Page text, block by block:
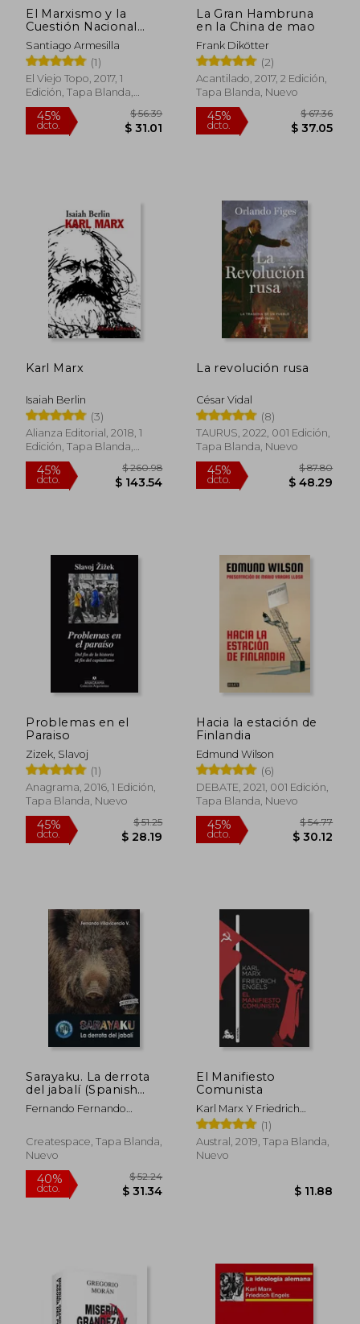
dcto.
El Marxismo y la
Cuestión Nacional
Española
Santiago Armesilla
(1)
El Viejo Topo, 2017, 1
Edición, Tapa Blanda,
Nuevo
45%
dcto.
La Gran Hambruna
en la China de mao
Frank Dikötter
(2)
Acantilado, 2017, 2 Edición,
Tapa Blanda, Nuevo
45%
dcto.
Karl Marx
Isaiah Berlin
(3)
Alianza Editorial, 2018, 1
Edición, Tapa Blanda,
Usado
La revolución rusa
César Vidal
(8)
TAURUS, 2022, 001 Edición,
Tapa Blanda, Nuevo
Problemas en el
Paraiso
Zizek, Slavoj
(1)
Anagrama, 2016, 1 Edición,
Tapa Blanda, Nuevo
Hacia la estación de
Finlandia
Edmund Wilson
(6)
DEBATE, 2021, 001 Edición,
Tapa Blanda, Nuevo
Sarayaku. La derrota
del jabalí (Spanish
Edition)
Fernando Fernando
Createspace, Tapa Blanda,
Nuevo
El Manifiesto
Comunista
Karl Marx Y Friedrich
Engels
(1)
Austral, 2019, Tapa Blanda,
Nuevo